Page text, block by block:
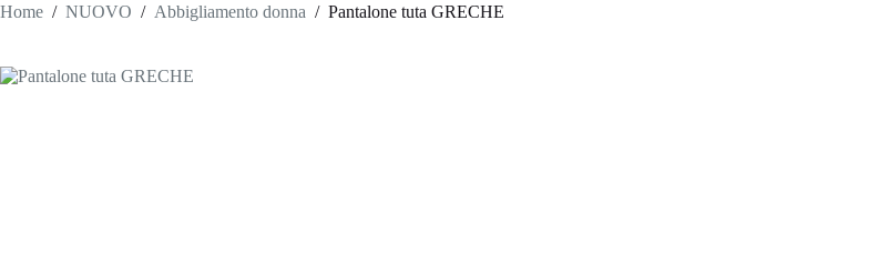
Home / NUOVO / Abbigliamento donna / Pantalone tuta GRECHE